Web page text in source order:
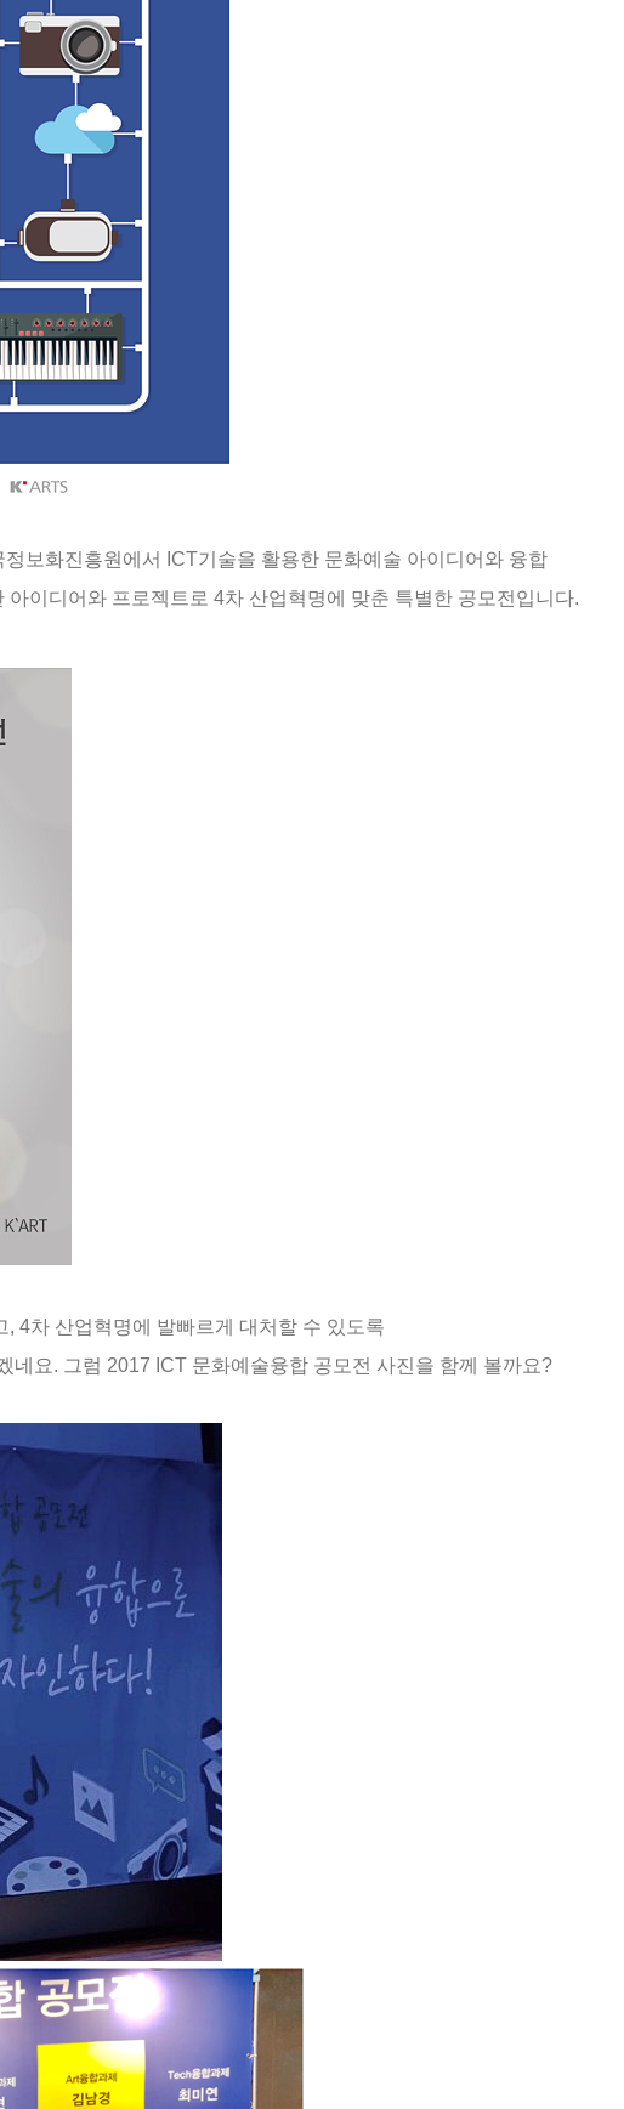
정보화진흥원에서 ICT기술을 활용한 문화예술 아이디어와 융합
아이디어와 프로젝트로 4차 산업혁명에 맞춘 특별한 공모전입니다.
, 4차 산업혁명에 발빠르게 대처할 수 있도록
네요. 그럼 2017 ICT 문화예술융합 공모전 사진을 함께 볼까요?